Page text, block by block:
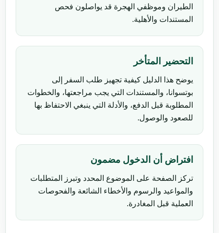
الطيران وموظفي الهجرة قد يواصلون فحص
المستندات والأهلية.
التحضير المتأخر
يوضح هذا الدليل كيفية تجهيز طلب السفر إلى
بوتسوانا، والمستندات التي يجب مراجعتها، والخطوات
المطلوبة قبل الدفع، والأدلة التي ينبغي الاحتفاظ بها
للصعود والوصول.
افتراض أن الدخول مضمون
تركز الصفحة على الموضوع المحدد وتبرز المتطلبات
والمواعيد والرسوم والأخطاء الشائعة والفحوصات
العملية قبل المغادرة.